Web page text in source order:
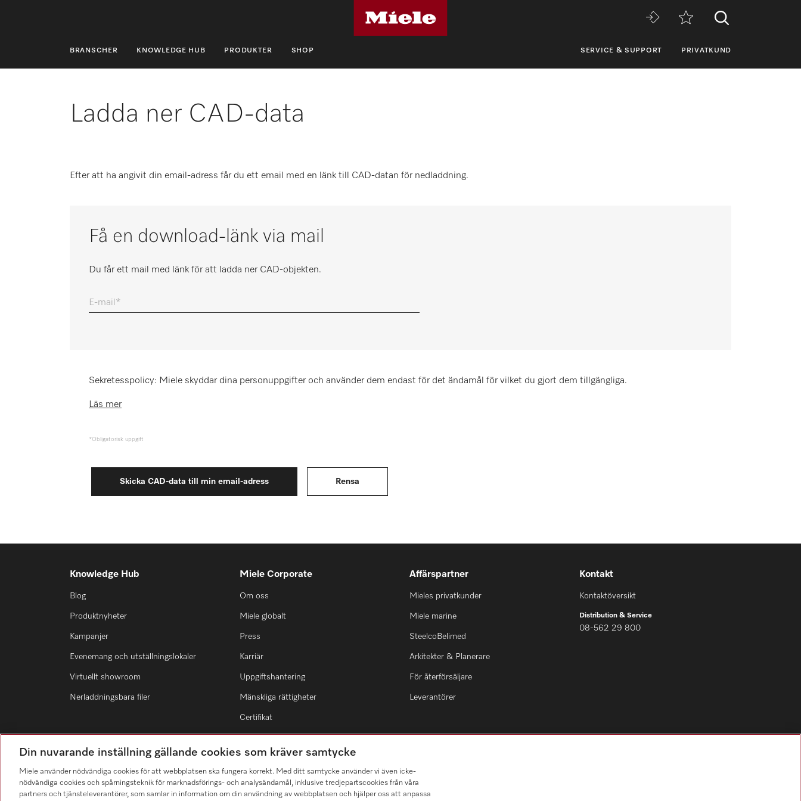
BRANSCHER KNOWLEDGE HUB PRODUKTER SHOP SERVICE & SUPPORT PRIVATKUND
BRANSCHER
SERVICE & SUPPORT
Miele MOVE
Ladda ner CAD-data
Efter att ha angivit din email-adress får du ett email med en länk till CAD-datan för nedladdning.
Få en download-länk via mail
Du får ett mail med länk för att ladda ner CAD-objekten.
E-mail
Sekretesspolicy: Miele skyddar dina personuppgifter och använder dem endast för det ändamål för vilket du gjort dem tillgängliga.
Läs mer
*Obligatorisk uppgift
Knowledge Hub
Blog
Produktnyheter
Kampanjer
Evenemang och utställningslokaler
Virtuellt showroom
Nerladdningsbara filer
Miele Corporate
Om oss
Miele globalt
Press
Karriär
Uppgiftshantering
Mänskliga rättigheter
Certifikat
Affärspartner
Mieles privatkunder
Miele marine
SteelcoBelimed
Arkitekter & Planerare
För återförsäljare
Leverantörer
Kontakt
Kontaktöversikt
Distribution & Service
08-562 29 800
Hitta återförsäljare
Din nuvarande inställning gällande cookies som kräver samtycke
Miele använder nödvändiga cookies för att webbplatsen ska fungera korrekt. Med ditt samtycke använder vi även icke-
nödvändiga cookies och spårningsteknik för marknadsförings- och analysändamål, inklusive tredjepartscookies från våra
partners och tjänsteleverantörer, som samlar in information om din användning av webbplatsen och hjälper oss att anpassa